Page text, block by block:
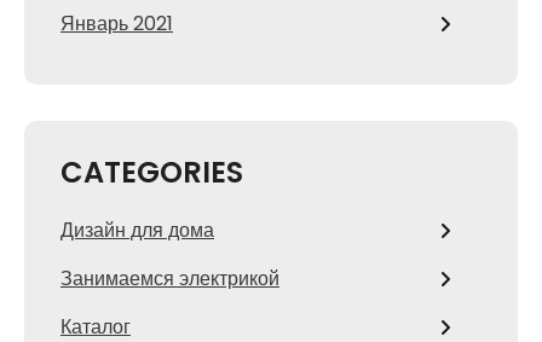
Январь 2021
CATEGORIES
Дизайн для дома
Занимаемся электрикой
Каталог